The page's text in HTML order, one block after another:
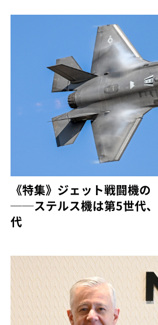
《特集》ジェット戦闘機の
──ステルス機は第5世代
代